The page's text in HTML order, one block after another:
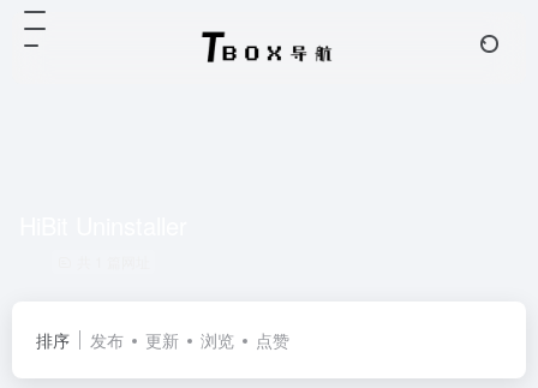
排序 发布 更新 浏览 点赞